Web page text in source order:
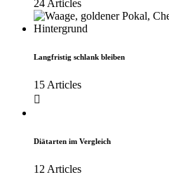
24 Articles
Langfristig schlank bleiben
15 Articles
Diätarten im Vergleich
12 Articles